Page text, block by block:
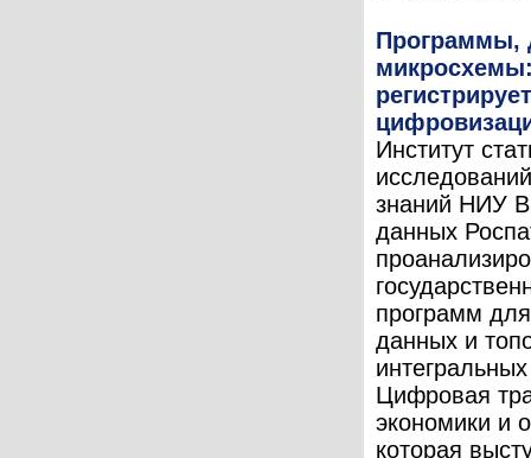
Программы,
Институт
знаний НИУ
данных
программ
данных и
Цифровая
экономики и
которая